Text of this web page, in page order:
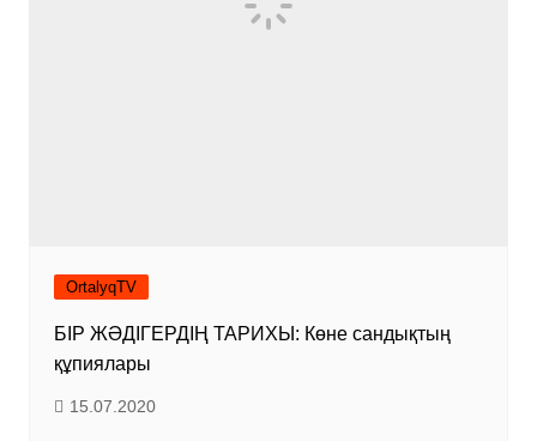
OrtalyqTV
БІР ЖӘДІГЕРДІҢ ТАРИХЫ: Көне сандықтың
құпиялары
15.07.2020